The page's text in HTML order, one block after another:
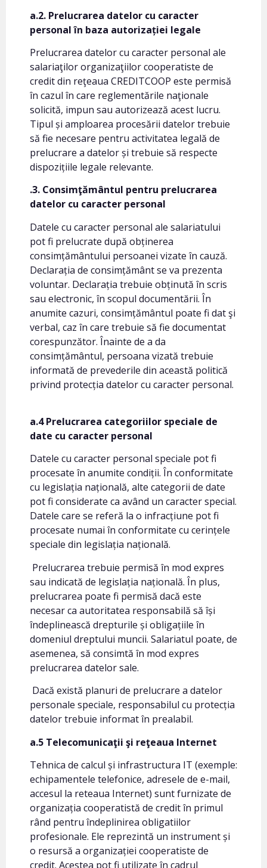
a.2. Prelucrarea datelor cu caracter
personal în baza autorizației legale
Prelucrarea datelor cu caracter personal ale
salariaţilor organizaţiilor cooperatiste de
credit din reţeaua CREDITCOOP este permisă
în cazul în care reglementările naţionale
solicită, impun sau autorizează acest lucru.
Tipul și amploarea procesării datelor trebuie
să fie necesare pentru activitatea legală de
prelucrare a datelor și trebuie să respecte
dispozițiile legale relevante.
.3. Consimţământul pentru prelucrarea
datelor cu caracter personal
Datele cu caracter personal ale salariatului
pot fi prelucrate după obținerea
consimțământului persoanei vizate în cauză.
Declarația de consimțământ se va prezenta
voluntar. Declarația trebuie obținută în scris
sau electronic, în scopul documentării. În
anumite cazuri, consimțământul poate fi dat şi
verbal, caz în care trebuie să fie documentat
corespunzător. Înainte de a da
consimțământul, persoana vizată trebuie
informată de prevederile din această politică
privind protecția datelor cu caracter personal.
a.4 Prelucrarea categoriilor speciale de
date cu caracter personal
Datele cu caracter personal speciale pot fi
procesate în anumite condiții. În conformitate
cu legislația națională, alte categorii de date
pot fi considerate ca având un caracter special.
Datele care se referă la o infracțiune pot fi
procesate numai în conformitate cu cerințele
speciale din legislația națională.
Prelucrarea trebuie permisă în mod expres
sau indicată de legislația națională. În plus,
prelucrarea poate fi permisă dacă este
necesar ca autoritatea responsabilă să își
îndeplinească drepturile și obligațiile în
domeniul dreptului muncii. Salariatul poate, de
asemenea, să consimtă în mod expres
prelucrarea datelor sale.
Dacă există planuri de prelucrare a datelor
personale speciale, responsabilul cu protecția
datelor trebuie informat în prealabil.
a.5 Telecomunicaţii şi reţeaua Internet
Tehnica de calcul și infrastructura IT (exemple:
echipamentele telefonice, adresele de e-mail,
accesul la reteaua Internet) sunt furnizate de
organizația cooperatistă de credit în primul
rând pentru îndeplinirea obligatiilor
profesionale. Ele reprezintă un instrument și
o resursă a organizației cooperatiste de
credit. Acestea pot fi utilizate în cadrul